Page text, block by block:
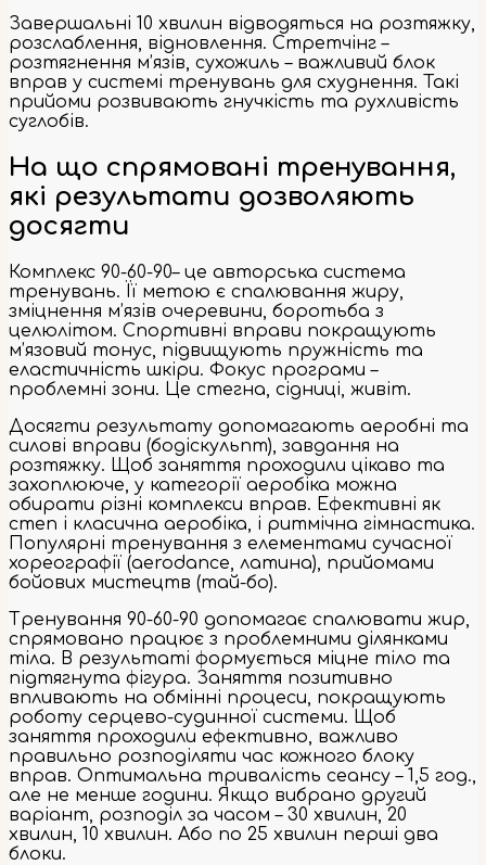
Завершальні 10 хвилин відводяться на розтяжку,
розслаблення, відновлення. Стретчінг –
розтягнення м’язів, сухожиль – важливий блок
вправ у системі тренувань для схуднення. Такі
прийоми розвивають гнучкість та рухливість
суглобів.
На що спрямовані тренування,
які результати дозволяють
досягти
Комплекс 90-60-90– це авторська система
тренувань. Її метою є спалювання жиру,
зміцнення м’язів очеревини, боротьба з
целюлітом. Спортивні вправи покращують
м’язовий тонус, підвищують пружність та
еластичність шкіри. Фокус програми –
проблемні зони. Це стегна, сідниці, живіт.
Досягти результату допомагають аеробні та
силові вправи (бодіскульпт), завдання на
розтяжку. Щоб заняття проходили цікаво та
захоплююче, у категорії аеробіка можна
обирати різні комплекси вправ. Ефективні як
степ і класична аеробіка, і ритмічна гімнастика.
Популярні тренування з елементами сучасної
хореографії (aerodance, латина), прийомами
бойових мистецтв (тай-бо).
Тренування 90-60-90 допомагає спалювати жир,
спрямовано працює з проблемними ділянками
тіла. В результаті формується міцне тіло та
підтягнута фігура. Заняття позитивно
впливають на обмінні процеси, покращують
роботу серцево-судинної системи. Щоб
заняття проходили ефективно, важливо
правильно розподіляти час кожного блоку
вправ. Оптимальна тривалість сеансу – 1,5 год.,
але не менше години. Якщо вибрано другий
варіант, розподіл за часом – 30 хвилин, 20
хвилин, 10 хвилин. Або по 25 хвилин перші два
блоки.